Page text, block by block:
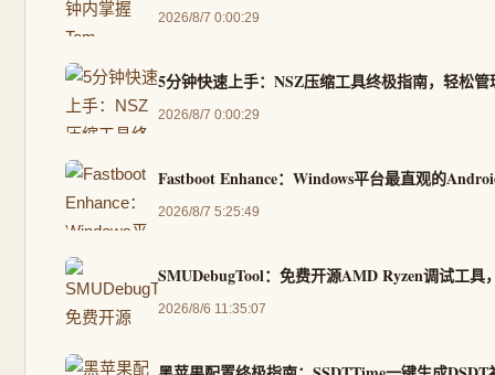
2026/8/7 0:00:29
5分钟快速上手：NSZ压缩工具终极指南，轻松
2026/8/7 0:00:29
Fastboot Enhance：Windows平台最直观的
2026/8/7 5:25:49
SMUDebugTool：免费开源AMD Ryzen调试工具
2026/8/6 11:35:07